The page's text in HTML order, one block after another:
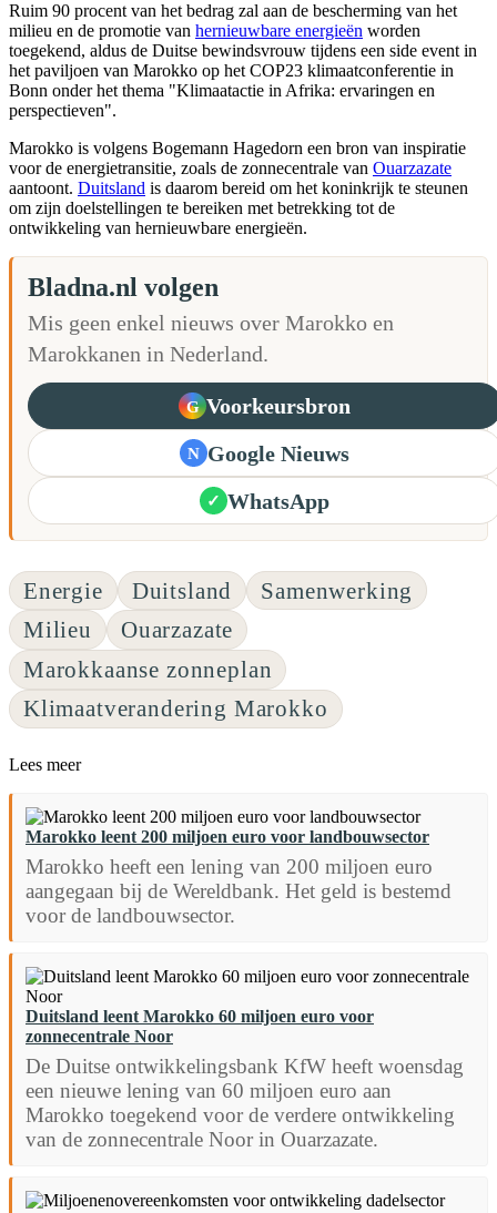
Ruim 90 procent van het bedrag zal aan de bescherming van het
milieu en de promotie van hernieuwbare energieën worden
toegekend, aldus de Duitse bewindsvrouw tijdens een side event in
het paviljoen van Marokko op het COP23 klimaatconferentie in
Bonn onder het thema "Klimaatactie in Afrika: ervaringen en
perspectieven".
Marokko is volgens Bogemann Hagedorn een bron van inspiratie
voor de energietransitie, zoals de zonnecentrale van Ouarzazate
aantoont. Duitsland is daarom bereid om het koninkrijk te steunen
om zijn doelstellingen te bereiken met betrekking tot de
ontwikkeling van hernieuwbare energieën.
Bladna.nl volgen
Mis geen enkel nieuws over Marokko en
Marokkanen in Nederland.
G Voorkeursbron
N Google Nieuws
✓ WhatsApp
Energie Duitsland
Samenwerking
Milieu
Ouarzazate
Marokkaanse zonneplan
Klimaatverandering Marokko
Lees meer
Marokko leent 200 miljoen euro voor landbouwsector
Marokko heeft een lening van 200 miljoen euro
aangegaan bij de Wereldbank. Het geld is bestemd
voor de landbouwsector.
Duitsland leent Marokko 60 miljoen euro voor
zonnecentrale Noor
De Duitse ontwikkelingsbank KfW heeft woensdag
een nieuwe lening van 60 miljoen euro aan
Marokko toegekend voor de verdere ontwikkeling
van de zonnecentrale Noor in Ouarzazate.